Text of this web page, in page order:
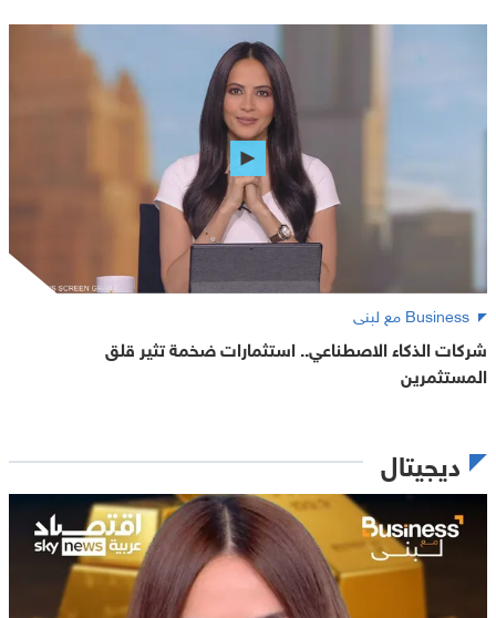
Business مع لبنى
شركات الذكاء الاصطناعي.. استثمارات ضخمة تثير قلق
المستثمرين
ديجيتال